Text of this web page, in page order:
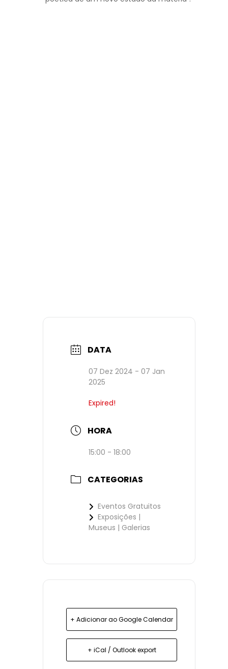
DATA
07 Dez 2024 - 07 Jan
2025
Expired!
HORA
15:00 - 18:00
CATEGORIAS
Eventos Gratuitos
Exposições |
Museus | Galerias
+ Adicionar ao Google Calendar
+ iCal / Outlook export